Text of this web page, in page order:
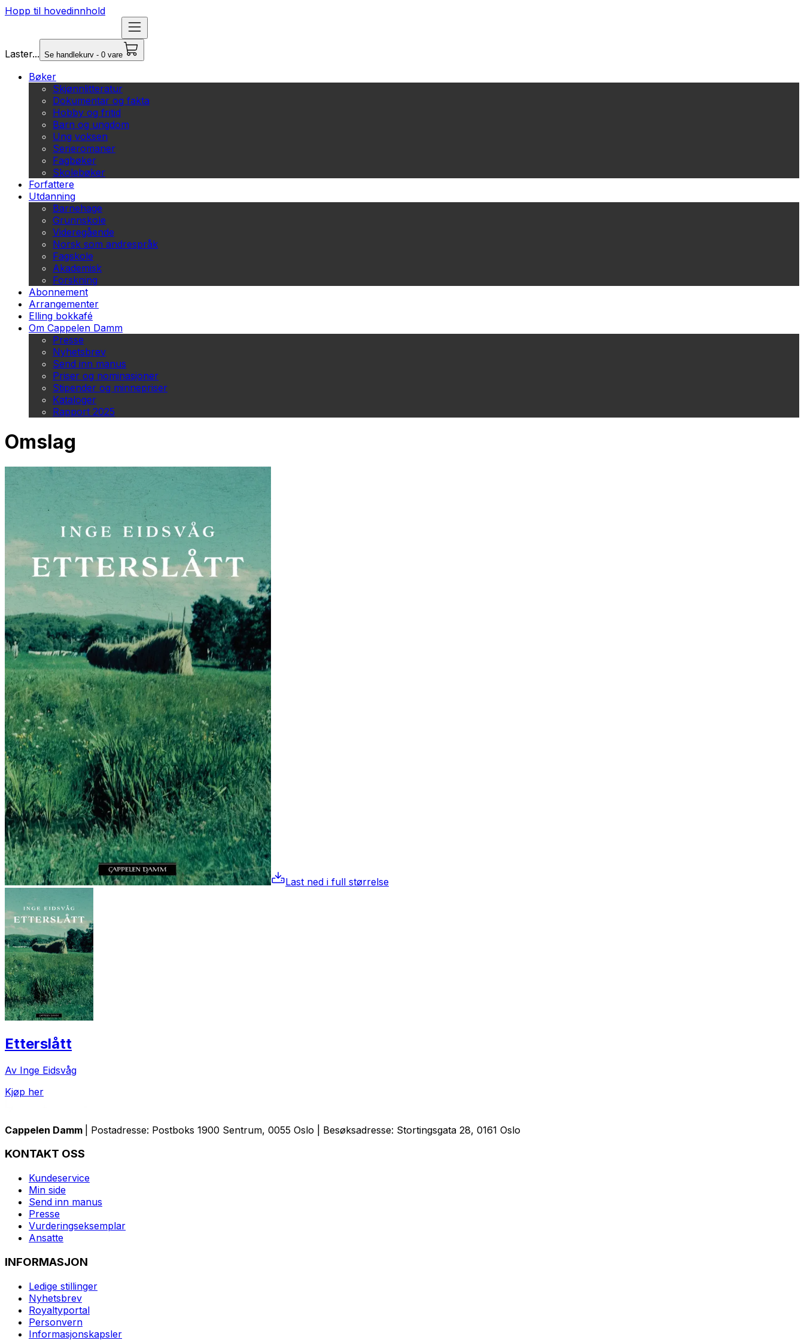
Hopp til hovedinnhold
Laster... Se handlekurv - 0 vare
Bøker
Skjønnlitteratur
Dokumentar og fakta
Hobby og fritid
Barn og ungdom
Ung voksen
Serieromaner
Fagbøker
Skolebøker
Forfattere
Utdanning
Barnehage
Grunnskole
Videregående
Norsk som andrespråk
Fagskole
Akademisk
Forskning
Abonnement
Arrangementer
Elling bokkafé
Om Cappelen Damm
Presse
Nyhetsbrev
Send inn manus
Priser og nominasjoner
Stipender og minnepriser
Kataloger
Rapport 2025
Omslag
Last ned i full størrelse
Etterslått
Av Inge Eidsvåg
Kjøp her
Cappelen Damm | Postadresse: Postboks 1900 Sentrum, 0055 Oslo | Besøksadresse: Stortingsgata 28, 0161 Oslo
KONTAKT OSS
Kundeservice
Min side
Send inn manus
Presse
Vurderingseksemplar
Ansatte
INFORMASJON
Ledige stillinger
Nyhetsbrev
Royaltyportal
Personvern
Informasjonskapsler